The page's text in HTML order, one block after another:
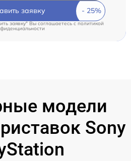
заявку
заявку" Вы соглашаетесь cполитикой
модели
Sony